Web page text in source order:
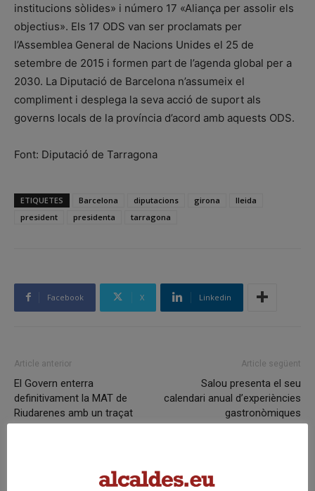
institucions sòlides» i número 17 «Aliança per assolir els
objectius». Els 17 ODS van ser proclamats per
l’Assemblea General de Nacions Unides el 25 de
setembre de 2015 i formen part de l’agenda global per a
2030. La Diputació de Barcelona n’assumeix el
compliment i desplega la seva acció de suport als
governs locals de la província d’acord amb aquests ODS.
Font: Diputació de Tarragona
ETIQUETES Barcelona diputacions girona
lleida
president
presidenta tarragona
Facebook X Linkedin
Article anterior
El Govern enterra
definitivament la MAT de
Riudarenes amb un traçat
alternatiu de consens que
Article següent
Salou presenta el seu
calendari anual d’experiències
gastronòmiques